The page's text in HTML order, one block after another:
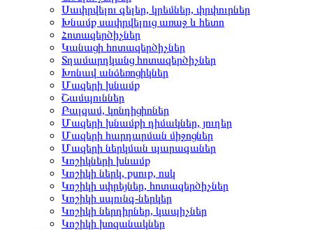
Սափրվելու գելեր, կրեմներ, փրփուրներ
Խնամք սափրվելուց առաջ և հետո
Հոտազերծիչներ
Կանացի հոտազերծիչներ
Տղամարդկանց հոտազերծիչներ
Խոնավ անձեռոցիկներ
Մազերի խնամք
Շամպուններ
Բալզամ, կոնդիցիոներ
Մազերի խնամքի դիմակներ, յուղեր
Մազերի հարդարման միջոցներ
Մազերի ներկման պարագաներ
Կոշիկների խնամք
Կոշիկի ներկ, քսուք, ոսկ
Կոշիկի սփրեյներ, հոտազերծիչներ
Կոշիկի սպունգ-ներկեր
Կոշիկի ներդիրներ, կապիչներ
Կոշիկի խոզանակներ